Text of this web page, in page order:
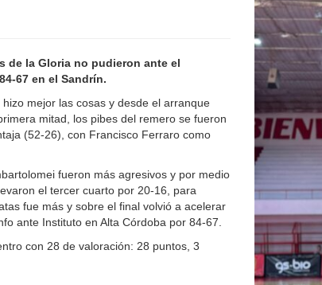
de la Gloria no pudieron ante el
67 en el Sandrín.
mejor las cosas y desde el arranque
mitad, los pibes del remero se fueron
(52-26), con Francisco Ferraro como
fueron más agresivos y por medio
el tercer cuarto por 20-16, para
fue más y sobre el final volvió a acelerar
ante Instituto en Alta Córdoba por 84-67.
con 28 de valoración: 28 puntos, 3